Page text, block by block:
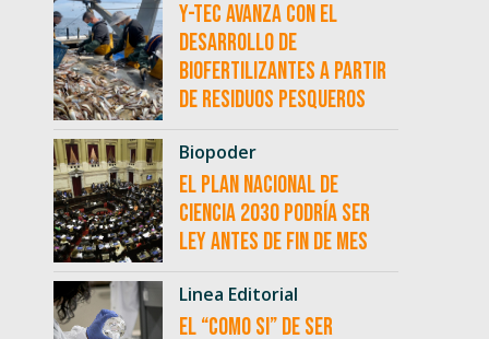
Y-TEC avanza con el
desarrollo de
biofertilizantes a partir
de residuos pesqueros
Biopoder
El Plan Nacional de
Ciencia 2030 podría ser
ley antes de fin de mes
Linea Editorial
El “como si” de ser